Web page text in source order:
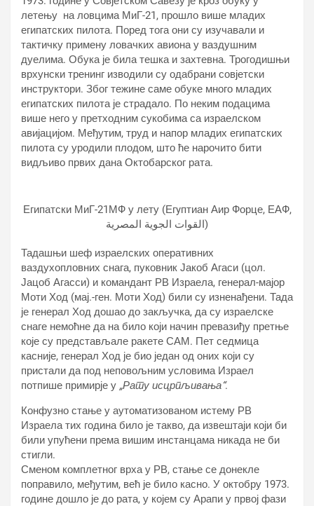
летењу на ловцима МиГ-21, прошло више младих
египатских пилота. Поред тога они су изучавали и
тактичку примену ловачких авиона у ваздушним
дуелима. Обука је била тешка и захтевна. Трогодишњи
врхунски тренинг изводили су одабрани совјетски
инструктори. Због тежине саме обуке много младих
египатских пилота је страдало. По неким подацима
више него у претходним сукобима са израелском
авијацијом. Међутим, труд и напор младих египатских
пилота су уродили плодом, што ће нарочито бити
видљиво првих дана Октобарског рата.
Египатски МиГ-21МФ у лету (Егyптиан Аир Форце, ЕАФ,
القوات الجوية المصرية)
Тадашњи шеф израелских оперативних
ваздухопловних снага, пуковник Јакоб Агаси (цол.
Јацоб Агасси) и командант РВ Израела, генерал-мајор
Моти Ход (мај.-ген. Моти Ход) били су изненађени. Тада
је генерал Ход дошао до закључка, да су израелске
снаге немоћне да на било који начин превазиђу претње
које су представљале ракете САМ. Пет седмица
касније, генерал Ход је био један од оних који су
пристали да под неповољним условима Израел
потпише примирје у „Рату исцрпљивања“.
Конфузно стање у аутоматизованом истему РВ
Израела тих година било је такво, да извештаји који би
били упућени према вишим инстанцама никада не би
стигли.
Сменом комплетног врха у РВ, стање се донекле
поправило, међутим, већ је било касно. У октобру 1973.
године дошло је до рата, у којем су Арапи у првој фази